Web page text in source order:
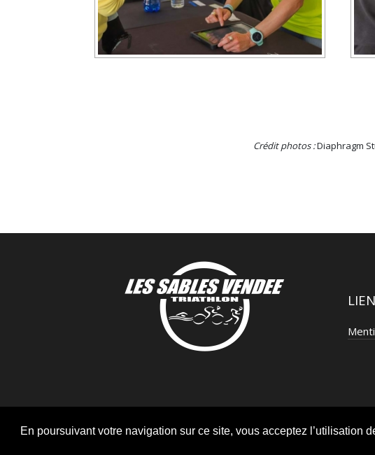
En poursuivant votre navigation sur ce site, vous acceptez l’utilisation
Crédit photos :Diaphragm